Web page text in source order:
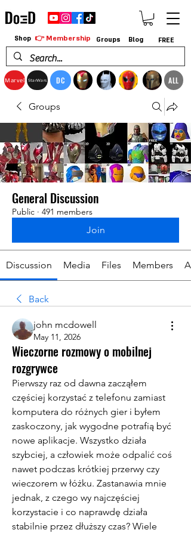
Marvel StarWars DC ALL
Shop 👉 Membership Groups Blog FREE
Groups
General Discussion
Public · 491 members
Join
Discussion Media Files Members
Back
john mcdowell
May 11, 2026
Wieczorne rozmowy o mobilnej
rozgrywce
Pierwszy raz od dawna zacząłem
częściej korzystać z telefonu zamiast
komputera do różnych gier i byłem
zaskoczony, jak wygodne potrafią być
nowe aplikacje. Wszystko działa
szybciej, a człowiek może odpalić coś
nawet podczas krótkiej przerwy czy
wieczorem w łóżku. Zastanawia mnie
jednak, z czego wy najczęściej
korzystacie i co naprawdę działa
stabilnie przez dłuższy czas? Wiele